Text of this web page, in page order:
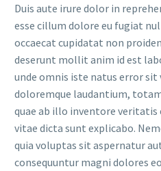
Duis aute irure dolor in
esse cillum dolore eu fugiat
occaecat cupidatat non
deserunt mollit anim id est
unde omnis iste natus error
doloremque laudantium,
quae ab illo inventore
vitae dicta sunt explicabo.
quia voluptas sit aspernatur
consequuntur magni dolores